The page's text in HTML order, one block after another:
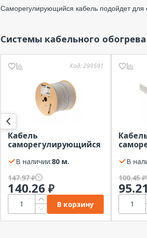
Саморегулирующийся кабель подойдет для
Системы кабельного обогрева
Код:299591
Кабель
саморегулирующийся
SRL30-2 30Вт/м
неэкранированный
REXANT бухта 300м
В наличии:
80 м.
147.97₽
140.26 ₽
В корзину
SRL
В
100.45₽
95.21